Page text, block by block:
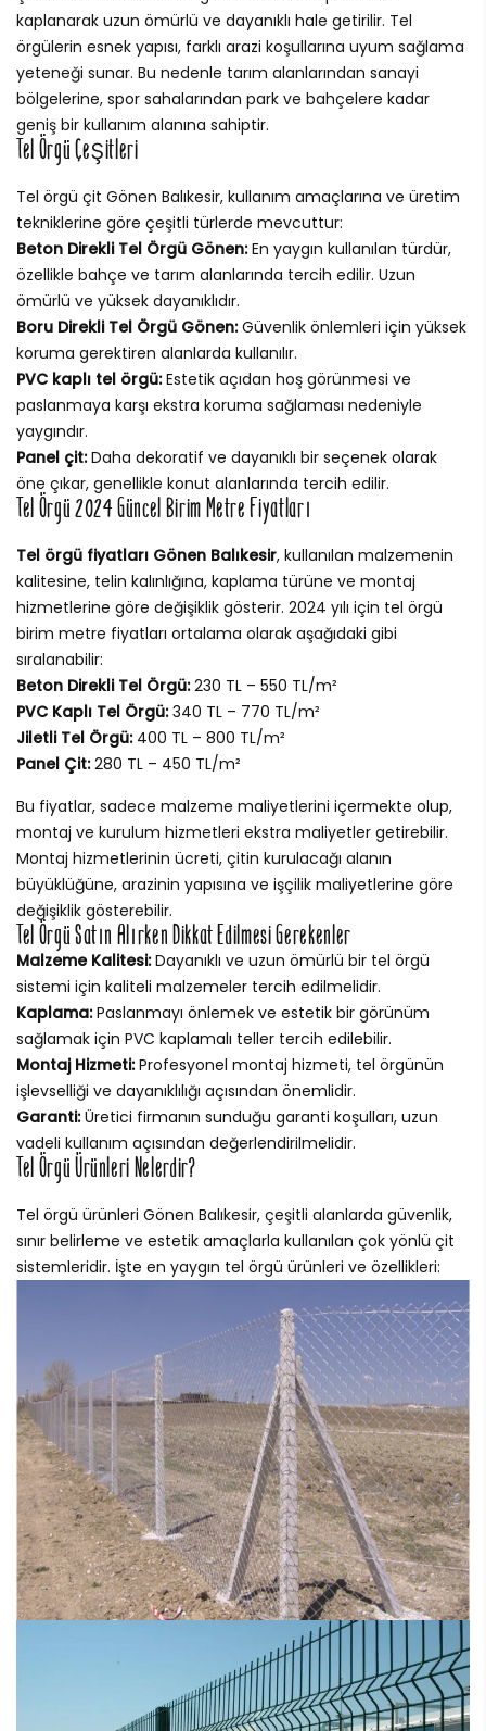
kaplanarak uzun ömürlü ve dayanıklı hale getirilir. Tel
örgülerin esnek yapısı, farklı arazi koşullarına uyum sağlama
yeteneği sunar. Bu nedenle tarım alanlarından sanayi
bölgelerine, spor sahalarından park ve bahçelere kadar
geniş bir kullanım alanına sahiptir.
Tel Örgü Çeşitleri
Tel örgü çit Gönen Balıkesir, kullanım amaçlarına ve üretim
tekniklerine göre çeşitli türlerde mevcuttur:
Beton Direkli Tel Örgü Gönen:En yaygın kullanılan türdür,
özellikle bahçe ve tarım alanlarında tercih edilir. Uzun
ömürlü ve yüksek dayanıklıdır.
Boru Direkli Tel Örgü Gönen:Güvenlik önlemleri için yüksek
koruma gerektiren alanlarda kullanılır.
PVC kaplı tel örgü:Estetik açıdan hoş görünmesi ve
paslanmaya karşı ekstra koruma sağlaması nedeniyle
yaygındır.
Panel çit:Daha dekoratif ve dayanıklı bir seçenek olarak
öne çıkar, genellikle konut alanlarında tercih edilir.
Tel Örgü 2024 Güncel Birim Metre Fiyatları
Tel örgü fiyatları Gönen Balıkesir, kullanılan malzemenin
kalitesine, telin kalınlığına, kaplama türüne ve montaj
hizmetlerine göre değişiklik gösterir. 2024 yılı için tel örgü
birim metre fiyatları ortalama olarak aşağıdaki gibi
sıralanabilir:
Beton Direkli Tel Örgü:230 TL – 550 TL/m²
PVC Kaplı Tel Örgü:340 TL – 770 TL/m²
Jiletli Tel Örgü:400 TL – 800 TL/m²
Panel Çit:280 TL – 450 TL/m²
Bu fiyatlar, sadece malzeme maliyetlerini içermekte olup,
montaj ve kurulum hizmetleri ekstra maliyetler getirebilir.
Montaj hizmetlerinin ücreti, çitin kurulacağı alanın
büyüklüğüne, arazinin yapısına ve işçilik maliyetlerine göre
değişiklik gösterebilir.
Tel Örgü Satın Alırken Dikkat Edilmesi Gerekenler
Malzeme Kalitesi:Dayanıklı ve uzun ömürlü bir tel örgü
sistemi için kaliteli malzemeler tercih edilmelidir.
Kaplama:Paslanmayı önlemek ve estetik bir görünüm
sağlamak için PVC kaplamalı teller tercih edilebilir.
Montaj Hizmeti:Profesyonel montaj hizmeti, tel örgünün
işlevselliği ve dayanıklılığı açısından önemlidir.
Garanti:Üretici firmanın sunduğu garanti koşulları, uzun
vadeli kullanım açısından değerlendirilmelidir.
Tel Örgü Ürünleri Nelerdir?
Tel örgü ürünleri Gönen Balıkesir, çeşitli alanlarda güvenlik,
sınır belirleme ve estetik amaçlarla kullanılan çok yönlü çit
sistemleridir. İşte en yaygın tel örgü ürünleri ve özellikleri: